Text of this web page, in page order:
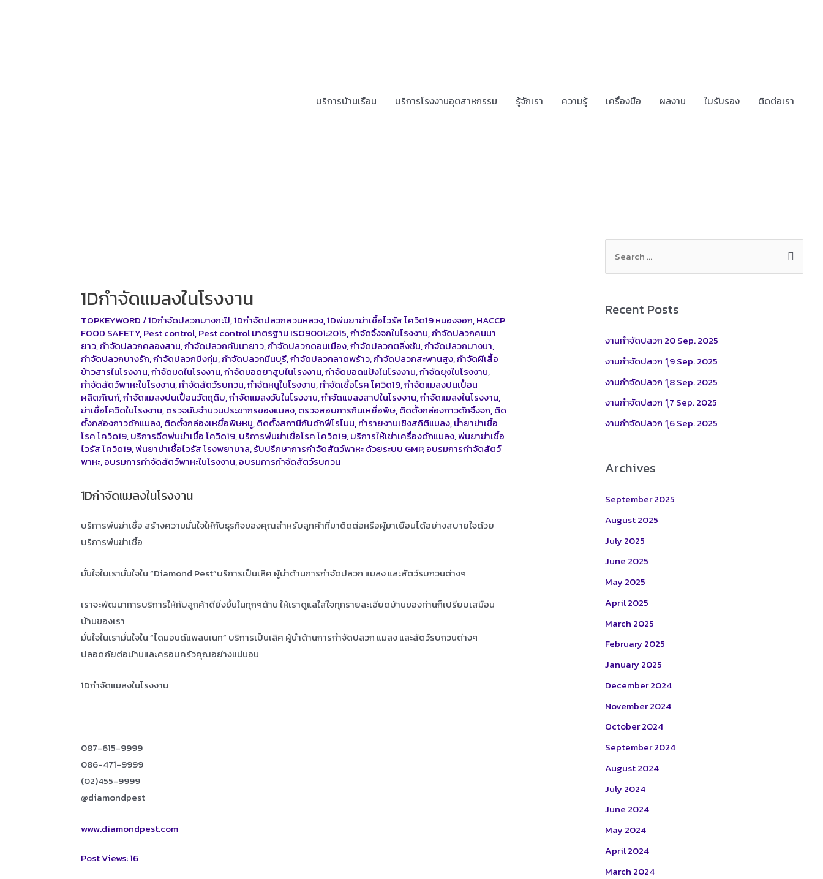
บริการบ้านเรือน บริการโรงงานอุตสาหกรรม รู้จักเรา ความรู้ เครื่องมือ ผลงาน ใบรับรอง ติดต่อเรา
1Dกำจัดแมลงในโรงงาน
TOPKEYWORD/1Dกำจัดปลวกบางกะปิ,1Dกำจัดปลวกสวนหลวง,1Dพ่นยาฆ่าเชื้อไวรัส โควิด19 หนองจอก,HACCP
FOOD SAFETY,Pest control,Pest control มาตรฐาน ISO9001:2015,กำจัดจิ้งจกในโรงงาน,กำจัดปลวกคนนา
ยาว,กำจัดปลวกคลองสาน,กำจัดปลวกคันนายาว,กำจัดปลวกดอนเมือง,กำจัดปลวกตลิ่งชัน,กำจัดปลวกบางนา,
กำจัดปลวกบางรัก,กำจัดปลวกบึงกุ่ม,กำจัดปลวกมีนบุรี,กำจัดปลวกลาดพร้าว,กำจัดปลวกสะพานสูง,กำจัดผีเสื้อ
ข้าวสารในโรงงาน,กำจัดมดในโรงงาน,กำจัดมอดยาสูบในโรงงาน,กำจัดมอดแป้งในโรงงาน,กำจัดยุงในโรงงาน,
กำจัดสัตว์พาหะในโรงงาน,กำจัดสัตว์รบกวน,กำจัดหนูในโรงงาน,กำจัดเชื้อโรค โควิด19,กำจัดแมลงปนเปื้อน
ผลิตภัณฑ์,กำจัดแมลงปนเปื้อนวัตถุดิบ,กำจัดแมลงวันในโรงงาน,กำจัดแมลงสาปในโรงงาน,กำจัดแมลงในโรงงาน,
ฆ่าเชื้อโควิดในโรงงาน,ตรวจนับจำนวนประชากรของแมลง,ตรวจสอบการกินเหยื่อพิษ,ติดตั้งกล่องกาวดักจิ้งจก,ติด
ตั้งกล่องกาวดักแมลง,ติดตั้งกล่องเหยื่อพิษหนู,ติดตั้งสถานีกับดักฟีโรโมน,ทำรายงานเชิงสถิติแมลง,น้ำยาฆ่าเชื้อ
โรค โควิด19,บริการฉีดพ่นฆ่าเชื้อ โควิด19,บริการพ่นฆ่าเชิ้อโรค โควิด19,บริการให้เช่าเครื่องดักแมลง,พ่นยาฆ่าเชื้อ
ไวรัส โควิด19,พ่นยาฆ่าเชื้อไวรัส โรงพยาบาล,รับปรึกษาการกำจัดสัตว์พาหะ ด้วยระบบ GMP,อบรมการกำจัดสัตว์
พาหะ,อบรมการกำจัดสัตว์พาหะในโรงงาน,อบรมการกำจัดสัตว์รบกวน
1Dกำจัดแมลงในโรงงาน
บริการพ่นฆ่าเชื้อ สร้างความมั่นใจให้กับธุรกิจของคุณสำหรับลูกค้าที่มาติดต่อหรือผู้มาเยือนได้อย่างสบายใจด้วย
บริการพ่นฆ่าเชื้อ
มั่นใจในเรามั่นใจใน “Diamond Pest”บริการเป็นเลิศ ผู้นำด้านการกำจัดปลวก แมลง และสัตว์รบกวนต่างๆ
เราจะพัฒนาการบริการให้กับลูกค้าดียิ่งขึ้นในทุกๆด้าน ให้เราดูแลใส่ใจทุกรายละเอียดบ้านของท่านก็เปรียบเสมือน
บ้านของเรา
มั่นใจในเรามั่นใจใน “ไดมอนด์แพลนเนท” บริการเป็นเลิศ ผู้นำด้านการกำจัดปลวก แมลง และสัตว์รบกวนต่างๆ
ปลอดภัยต่อบ้านและครอบครัวคุณอย่างแน่นอน
1Dกำจัดแมลงในโรงงาน
087-615-9999
086-471-9999
(02)455-9999
@diamondpest
www.diamondpest.com
Post Views:16
r
h
f
Recent Posts
งานกำจัดปลวก 20 Sep. 2025
งานกำจัดปลวก 1ุ9 Sep. 2025
งานกำจัดปลวก 1ุ8 Sep. 2025
งานกำจัดปลวก 1ุ7 Sep. 2025
งานกำจัดปลวก 1ุ6 Sep. 2025
Archives
September 2025
August 2025
July 2025
June 2025
May 2025
April 2025
March 2025
February 2025
January 2025
December 2024
November 2024
October 2024
September 2024
August 2024
July 2024
June 2024
May 2024
April 2024
March 2024